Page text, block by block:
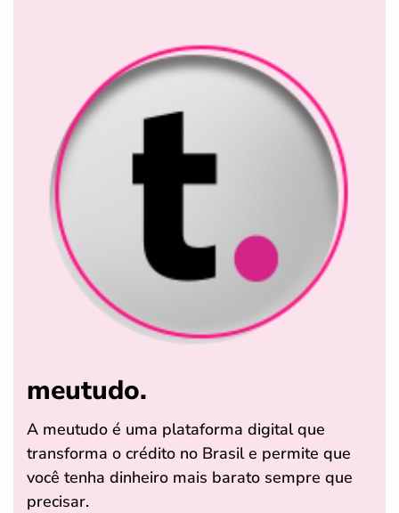
meutudo.
A meutudo é uma plataforma digital que
transforma o crédito no Brasil e permite que
você tenha dinheiro mais barato sempre que
precisar.